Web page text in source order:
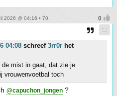
2026 @ 04:16 • 70
04:08 schreef 3rr0r het
mist in gaat, dat zie je
vrouwenvoetbal toch
@capuchon_jongen ?